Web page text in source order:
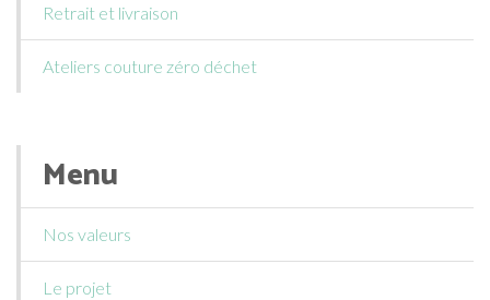
Retrait et livraison
Ateliers couture zéro déchet
Menu
Nos valeurs
Le projet